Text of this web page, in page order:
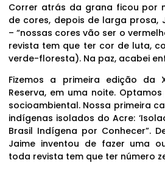
Correr atrás da grana ficou por
de cores, depois de larga prosa,
– “nossas cores vão ser o
revista tem que ter cor de luta,
verde-floresta). Na paz, acabei
Fizemos a primeira edição da
Reserva, em uma noite.
socioambiental. Nossa primeira
indígenas isolados do Acre:
Brasil Indígena por Conhecer”.
Jaime inventou de fazer uma
toda revista tem que ter número